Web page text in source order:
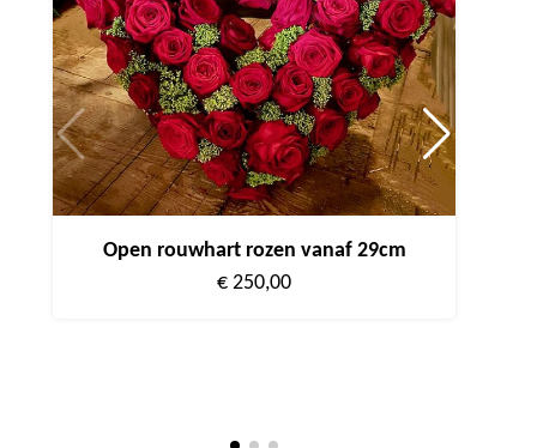
Open rouwhart rozen vanaf 29cm
€ 250,00